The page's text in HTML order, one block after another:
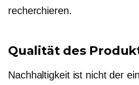
recherchieren.
Qualität des
Nachhaltigkeit ist nicht der